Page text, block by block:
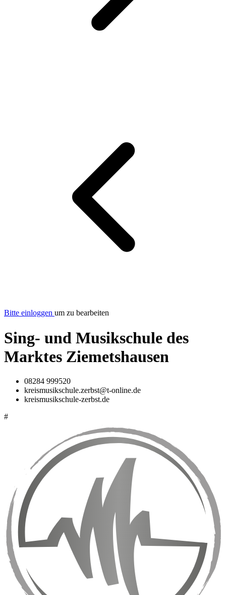
Bitte einloggen um zu bearbeiten
Sing- und Musikschule des
Marktes Ziemetshausen
08284 999520
kreismusikschule.zerbst@t-online.de
kreismusikschule-zerbst.de
#